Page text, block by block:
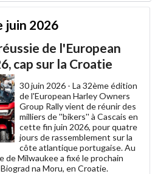
juin 2026
de l'European
cap sur la Croatie
30 juin 2026 - La 32ème édition
de l'European Harley Owners
Group Rally vient de réunir des
milliers de ''bikers'' à Cascais en
cette fin juin 2026, pour quatre
jours de rassemblement sur la
côte atlantique portugaise. Au
de Milwaukee a fixé le prochain
na Moru, en Croatie.